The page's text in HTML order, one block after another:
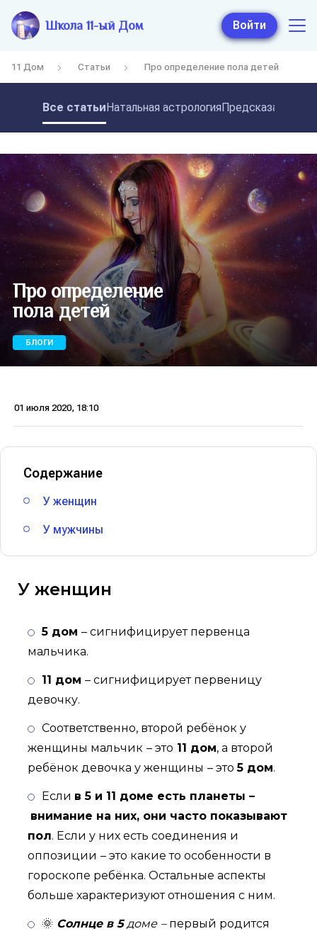
Школа 11-ый Дом Войти
11 Дом Статьи Про определение пола детей
Все статьиНатальная астрология
Про определение
пола детей
БЛОГИ
01 июля 2020, 18:10
Содержание
У женщин
У мужчины
У женщин
5 дом – сигнифицирует первенца
мальчика.
11 дом – сигнифицирует первеницу
девочку.
Соответственно, второй ребёнок у
женщины мальчик – это 11 дом, а второй
ребёнок девочка у женщины – это5 дом.
Если в 5 и 11 доме есть планеты –
внимание на них, они часто показывают
пол. Если у них есть соединения и
оппозиции – это какие то особенности в
гороскопе ребёнка. Остальные аспекты
больше характеризуют отношения с ним.
🌞 Солнце в 5доме –первый родится